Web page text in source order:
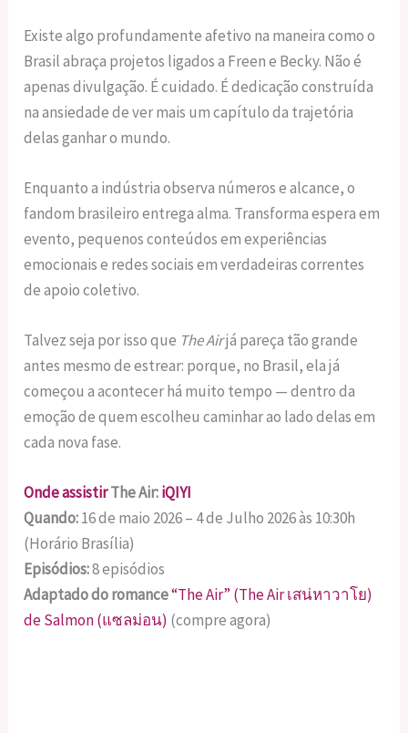
Existe algo profundamente afetivo na maneira como o
Brasil abraça projetos ligados a Freen e Becky. Não é
apenas divulgação. É cuidado. É dedicação construída
na ansiedade de ver mais um capítulo da trajetória
delas ganhar o mundo.
Enquanto a indústria observa números e alcance, o
fandom brasileiro entrega alma. Transforma espera em
evento, pequenos conteúdos em experiências
emocionais e redes sociais em verdadeiras correntes
de apoio coletivo.
Talvez seja por isso que The Airjá pareça tão grande
antes mesmo de estrear: porque, no Brasil, ela já
começou a acontecer há muito tempo — dentro da
emoção de quem escolheu caminhar ao lado delas em
cada nova fase.
Onde assistirThe Air:iQIYI
Quando:16 de maio 2026 – 4 de Julho 2026 às 10:30h
(Horário Brasília)
Episódios:8 episódios
Adaptado do romance“The Air” (The Air เสน่หาวาโย)
de Salmon (แซลม่อน) (compre agora)